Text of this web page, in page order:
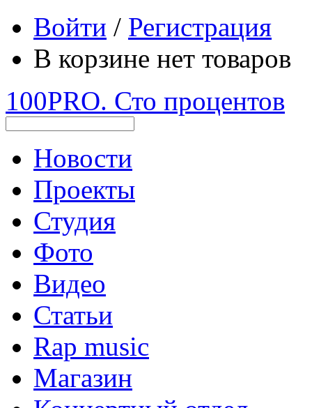
Войти / Регистрация
В корзине нет товаров
100PRO. Сто процентов
Новости
Проекты
Студия
Фото
Видео
Статьи
Rap music
Магазин